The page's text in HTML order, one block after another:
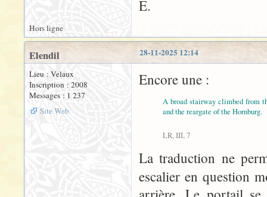
E.
Hors ligne
28-11-2025 12:14
Elendil
Lieu : Velaux
Inscription : 2008
Messages : 1 237
Site Web
Encore une :
A broad stairway climbed from
and the reargate of the Hornburg.
LR, III, 7
La traduction ne
escalier en question